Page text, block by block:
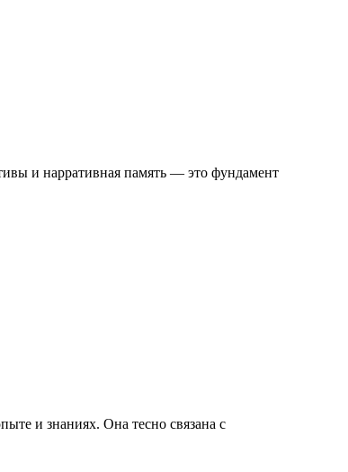
и нарративная память — это фундамент
и знаниях. Она тесно связана с